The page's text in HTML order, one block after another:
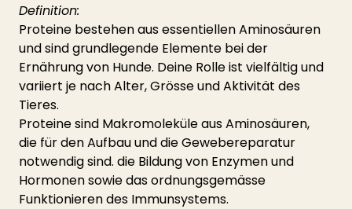
Definition:
Proteine bestehen aus essentiellen Aminosäuren
und sind grundlegende Elemente bei der
Ernährung von Hunde. Deine Rolle ist vielfältig und
variiert je nach Alter, Grösse und Aktivität des
Tieres.
Proteine sind Makromoleküle aus Aminosäuren,
die für den Aufbau und die Gewebereparatur
notwendig sind. die Bildung von Enzymen und
Hormonen sowie das ordnungsgemässe
Funktionieren des Immunsystems.